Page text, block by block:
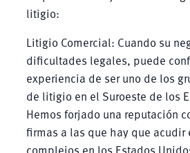
litigio:
Litigio Comercial: Cuando su
dificultades legales, puede
experiencia de ser uno de los
de litigio en el Suroeste de los
Hemos forjado una reputación
firmas a las que hay que